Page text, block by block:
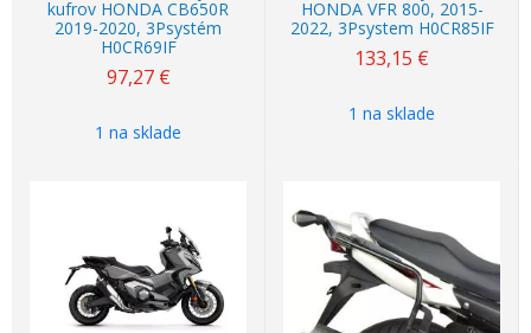
kufrov HONDA CB650R
2019-2020, 3Psystém
H0CR69IF
97,27 €
1 na sklade
HONDA VFR 800, 2015-
2022, 3Psystem H0CR85IF
133,15 €
1 na sklade